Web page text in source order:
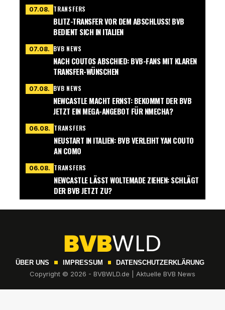
07.08. TRANSFERS
BLITZ-TRANSFER VOR DEM ABSCHLUSS! BVB
BEDIENT SICH IN ITALIEN
07.08. BVB NEWS
NACH COUTOS ABSCHIED: BVB-FANS MIT KLAREN
TRANSFER-WÜNSCHEN
07.08. BVB NEWS
NEWCASTLE MACHT ERNST: BEKOMMT DER BVB
JETZT EIN MEGA-ANGEBOT FÜR NMECHA?
06.08. TRANSFERS
NEUSTART IN ITALIEN: BVB VERLEIHT YAN COUTO
AN COMO
06.08. TRANSFERS
NEWCASTLE LÄSST WOLTEMADE ZIEHEN: SCHLÄGT
DER BVB JETZT ZU?
ÜBER UNS IMPRESSUM DATENSCHUTZERKLÄRUNG
Copyright © 2026 - BVBWLD.de | Aktuelle BVB News